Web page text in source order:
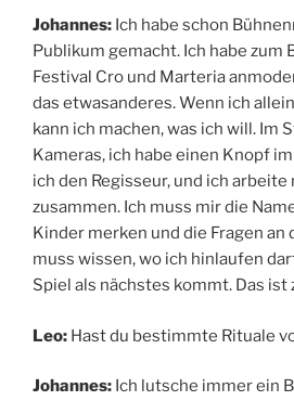
Johannes: Ich habe schon
Publikum gemacht. Ich habe zum
Festival Cro und Marteria
das etwasanderes. Wenn ich
kann ich machen, was ich will. Im
Kameras, ich habe einen Knopf
ich den Regisseur, und ich
zusammen. Ich muss mir die
Kinder merken und die Fragen an
muss wissen, wo ich hinlaufen
Spiel als nächstes kommt. Das ist
Leo: Hast du bestimmte Rituale
Johannes: Ich lutsche immer ein